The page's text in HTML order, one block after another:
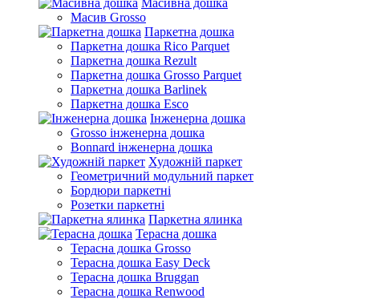
Масивна дошка
Масив Grosso
Паркетна дошка
Паркетна дошка Rico Parquet
Паркетна дошка Rezult
Паркетна дошка Grosso Parquet
Паркетна дошка Barlinek
Паркетна дошка Esco
Інженерна дошка
Grosso інженерна дошка
Bonnard інженерна дошка
Художній паркет
Геометричний модульний паркет
Бордюри паркетні
Розетки паркетні
Паркетна ялинка
Терасна дошка
Терасна дошка Grosso
Терасна дошка Easy Deck
Терасна дошка Bruggan
Терасна дошка Renwood